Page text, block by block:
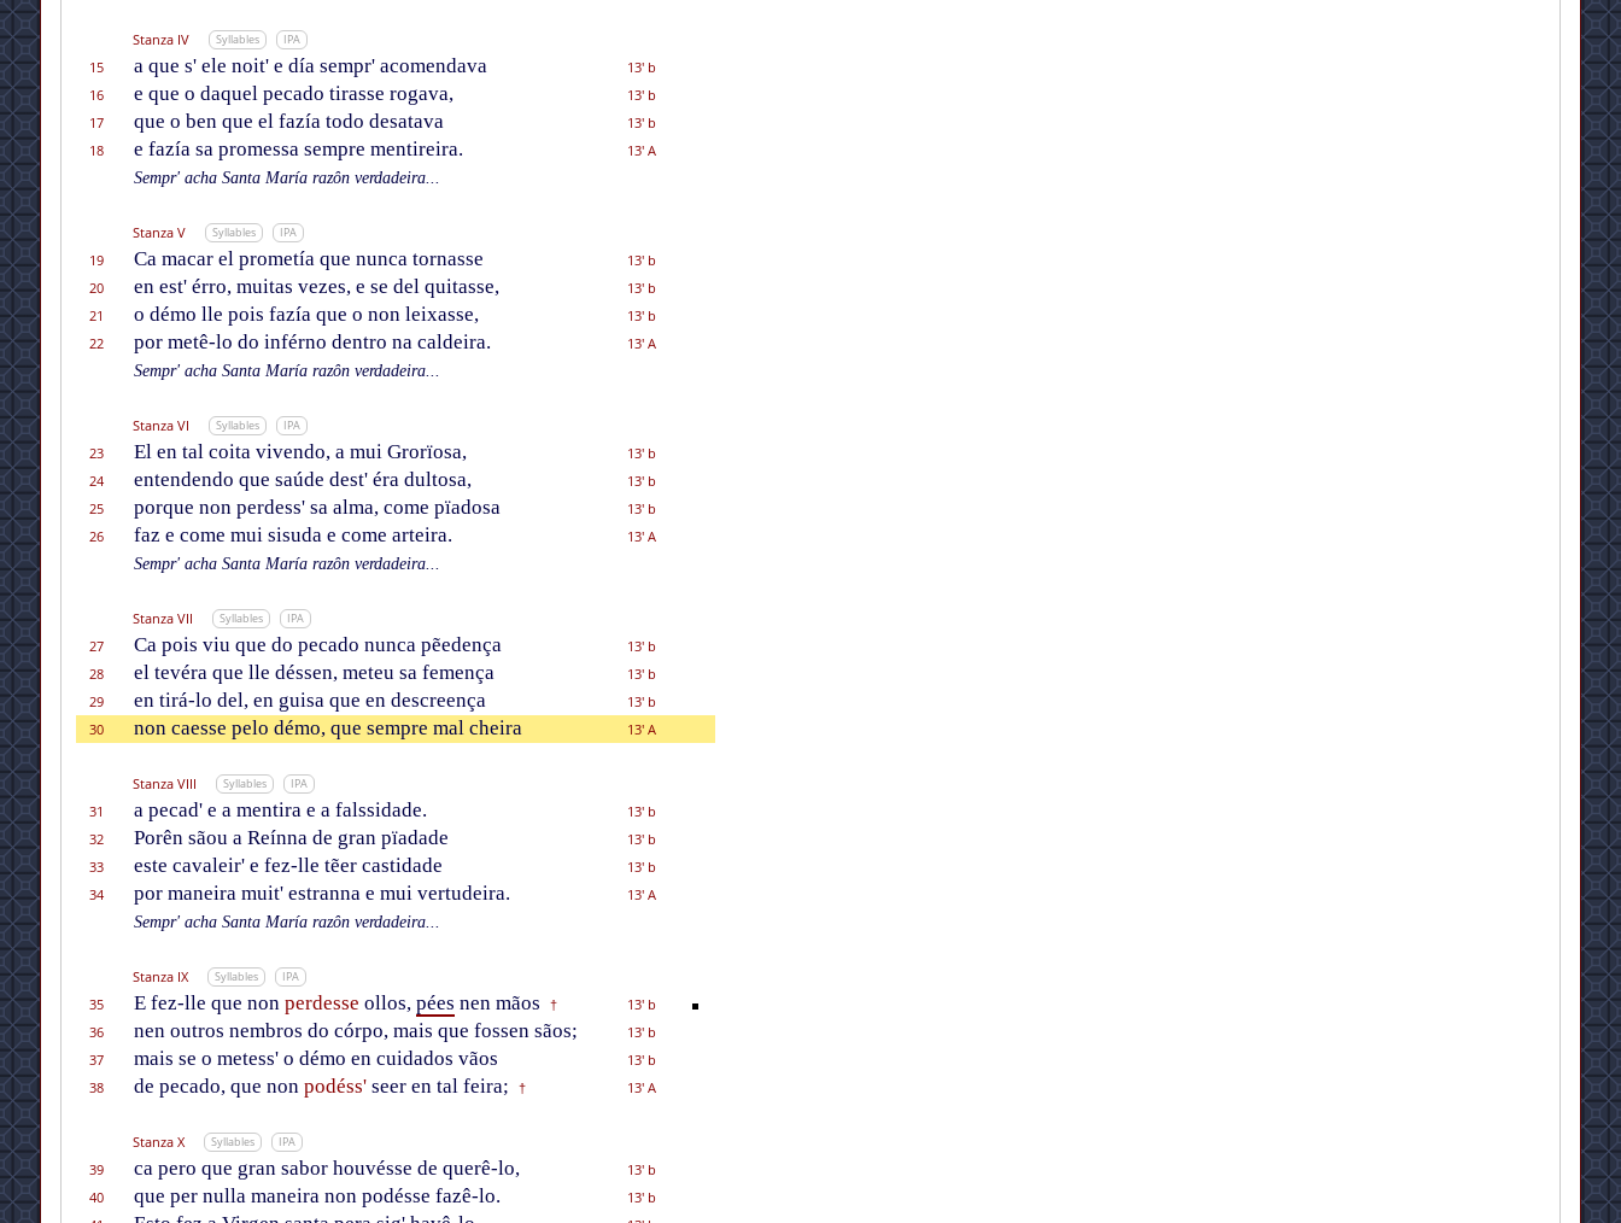
Stanza IV Syllables IPA
15 a que s' ele noit' e día sempr' acomendava
13' b
16
e que o daquel pecado tirasse rogava,
13' b
17
que o ben que el fazía todo desatava
13' b
18
e fazía sa promessa sempre mentireira.
13' A
Sempr' acha Santa María razôn verdadeira...
Stanza V Syllables IPA
19 Ca macar el prometía que nunca tornasse
13' b
20
en est' érro, muitas vezes, e se del quitasse,
13' b
21
o démo lle pois fazía que o non leixasse,
13' b
22
por metê-lo do inférno dentro na caldeira.
13' A
Sempr' acha Santa María razôn verdadeira...
Stanza VI Syllables IPA
23 El en tal coita vivendo, a mui Grorïosa,
13' b
24
entendendo que saúde dest' éra dultosa,
13' b
25
porque non perdess' sa alma, come pïadosa
13' b
26
faz e come mui sisuda e come arteira.
13' A
Sempr' acha Santa María razôn verdadeira...
Stanza VII Syllables IPA
27 Ca pois viu que do pecado nunca pẽedença
13' b
28
el tevéra que lle déssen, meteu sa femença
13' b
29
en tirá-lo del, en guisa que en descreença
13' b
30
non caesse pelo démo, que sempre mal cheira 13' A
Stanza VIII Syllables IPA
31 a pecad' e a mentira e a falssidade.
13' b
32
Porên sãou a Reínna de gran pïadade
13' b
33
este cavaleir' e fez-lle tẽer castidade
13' b
34
por maneira muit' estranna e mui vertudeira.
13' A
Sempr' acha Santa María razôn verdadeira...
Stanza IX Syllables IPA
35 E fez-lle que non perdesse ollos, pées nen mãos †
13' b
36
nen outros nembros do córpo, mais que fossen sãos;
13' b
37
mais se o metess' o démo en cuidados vãos
13' b
38
de pecado, que non podéss'seer en tal feira; † 13' A
Stanza X Syllables IPA
39 ca pero que gran sabor houvésse de querê-lo,
13' b
40
que per nulla maneira non podésse fazê-lo.
13' b